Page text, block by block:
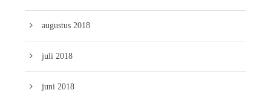
augustus 2018
juli 2018
juni 2018